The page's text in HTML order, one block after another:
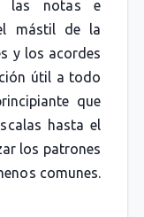
las notas e
mástil de la
y los acordes
útil a todo
que
hasta el
los patrones
comunes.